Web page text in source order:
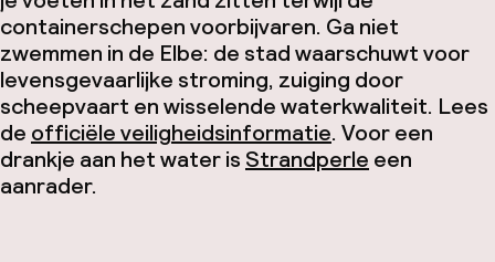
containerschepen voorbijvaren. Ga niet
zwemmen in de Elbe: de stad waarschuwt voor
levensgevaarlijke stroming, zuiging door
scheepvaart en wisselende waterkwaliteit. Lees
de officiële veiligheidsinformatie. Voor een
drankje aan het water is Strandperle een
aanrader.